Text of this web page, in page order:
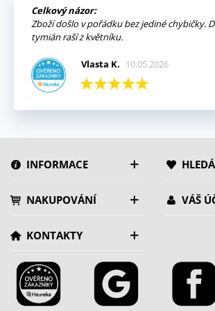
Celkový názor:
Zboží došlo v pořádku bez jediné chybičky.
tymián raší z květníku.
Vlasta K. 10.05.2026
INFORMACE
NAKUPOVÁNÍ VÁŠ
KONTAKTY